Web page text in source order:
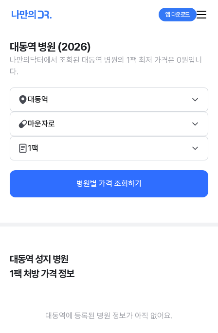
앱 다운로드
대동역 병원 (2026)
나만의닥터에서 조회된 대동역 병원의 1팩 최저 가격은 0원입니
다.
대동역
마운자로
1팩
병원별 가격 조회하기
대동역 성지 병원
1팩 처방 가격 정보
대동역에 등록된 병원 정보가 아직 없어요.